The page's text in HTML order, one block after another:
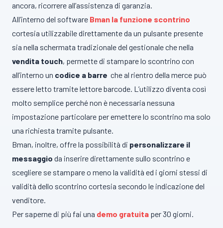
ancora, ricorrere all’assistenza di garanzia.
All’interno del software Bman la funzione scontrino
cortesia utilizzabile direttamente da un pulsante presente
sia nella schermata tradizionale del gestionale che nella
vendita touch, permette di stampare lo scontrino con
all’interno un codice a barre che al rientro della merce può
essere letto tramite lettore barcode. L’utilizzo diventa così
molto semplice perché non è necessaria nessuna
impostazione particolare per emettere lo scontrino ma solo
una richiesta tramite pulsante.
Bman, inoltre, offre la possibilità di personalizzare il
messaggio da inserire direttamente sullo scontrino e
scegliere se stampare o meno la validità ed i giorni stessi di
validità dello scontrino cortesia secondo le indicazione del
venditore.
Per saperne di più fai una demo gratuita per 30 giorni.